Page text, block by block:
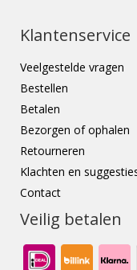
Klantenservice
Veelgestelde vragen
Bestellen
Betalen
Bezorgen of ophalen
Retourneren
Klachten en
Contact
Veilig betalen